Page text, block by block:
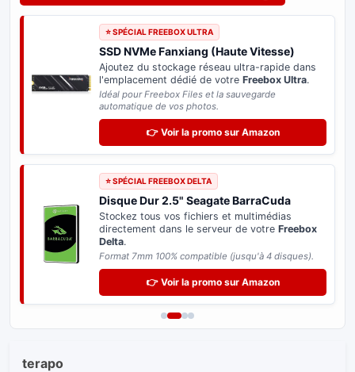
⭐ SPÉCIAL FREEBOX ULTRA
SSD NVMe Fanxiang (Haute Vitesse)
Ajoutez du stockage réseau ultra-rapide dans
l'emplacement dédié de votre Freebox Ultra.
Idéal pour Freebox Files et la sauvegarde
automatique de vos photos.
👉 Voir la promo sur Amazon
⭐ SPÉCIAL FREEBOX DELTA
Disque Dur 2.5" Seagate BarraCuda
Stockez tous vos fichiers et multimédias
directement dans le serveur de votre Freebox
Delta.
Format 7mm 100% compatible (jusqu'à 4 disques).
👉 Voir la promo sur Amazon
terapo